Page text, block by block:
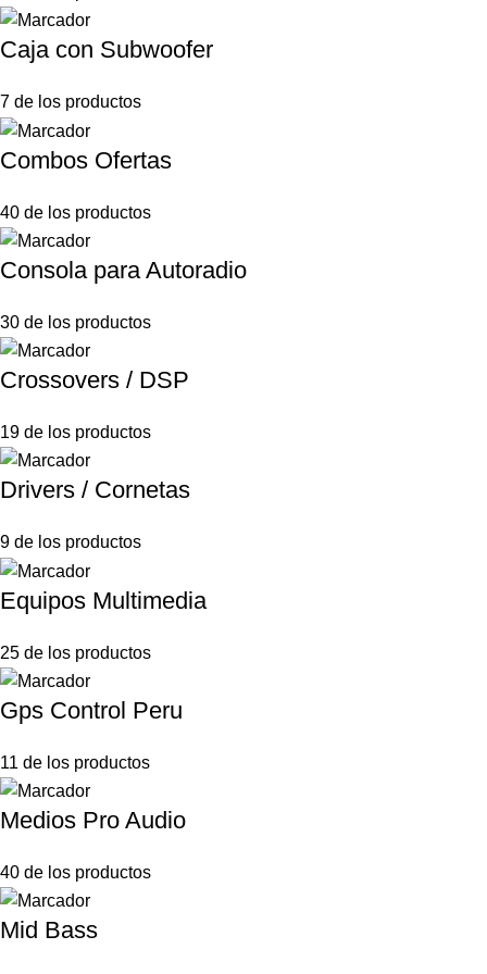
Caja con Subwoofer
7 de los productos
Combos Ofertas
40 de los productos
Consola para Autoradio
30 de los productos
Crossovers / DSP
19 de los productos
Drivers / Cornetas
9 de los productos
Equipos Multimedia
25 de los productos
Gps Control Peru
11 de los productos
Medios Pro Audio
40 de los productos
Mid Bass